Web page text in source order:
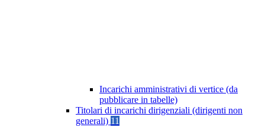
Incarichi amministrativi di vertice (da
pubblicare in tabelle)
Titolari di incarichi dirigenziali (dirigenti non
generali) 11